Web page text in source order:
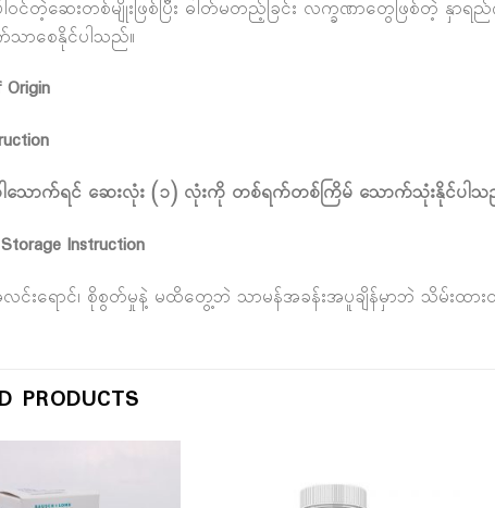
ါဝင်တဲ့ဆေးတစ်မျိုးဖြစ်ပြီး ဓါတ်မတည့်ခြင်း လက္ခဏာတွေဖြစ်တဲ့ နှာရည်ကျခ
သာစေနိုင်ပါသည်။
သောက်ရင် ဆေးလုံး (၁) လုံးကို တစ်ရက်တစ်ကြိမ် သောက်သုံးနိုင်ပါသ
Instruction
ရောင်၊ စိုစွတ်မှုနဲ့ မထိတွေ့ဘဲ သာမန်အခန်းအပူချိန်မှာဘဲ သိမ်းထားတာ
PRODUCTS